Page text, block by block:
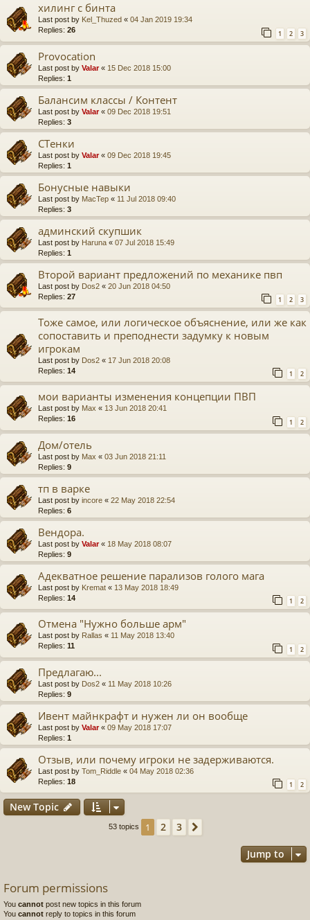
хилинг с бинта
Last post by Kel_Thuzed « 04 Jan 2019 19:34
Replies: 26 1 2 3
Provocation
Last post by Valar« 15 Dec 2018 15:00
Replies: 1
Балансим классы / Контент
Last post by Valar« 09 Dec 2018 19:51
Replies: 3
СТенки
Last post by Valar« 09 Dec 2018 19:45
Replies: 1
Бонусные навыки
Last post by MacTep « 11 Jul 2018 09:40
Replies: 3
админский скупшик
Last post by Haruna « 07 Jul 2018 15:49
Replies: 1
Второй вариант предложений по механике пвп
Last post by Dos2 « 20 Jun 2018 04:50
Replies: 27 1 2 3
Тоже самое, или логическое объяснение, или же как
сопоставить и преподнести задумку к новым
игрокам
Last post by Dos2 « 17 Jun 2018 20:08
Replies: 14 1 2
мои варианты изменения концепции ПВП
Last post by Max « 13 Jun 2018 20:41
Replies: 16 1 2
Дом/отель
Last post by Max « 03 Jun 2018 21:11
Replies: 9
тп в варке
Last post by incore « 22 May 2018 22:54
Replies: 6
Вендора.
Last post by Valar« 18 May 2018 08:07
Replies: 9
Адекватное решение парализов голого мага
Last post by Kremat « 13 May 2018 18:49
Replies: 14 1 2
Отмена "Нужно больше арм"
Last post by Rallas « 11 May 2018 13:40
Replies: 11 1 2
Предлагаю...
Last post by Dos2 « 11 May 2018 10:26
Replies: 9
Ивент майнкрафт и нужен ли он вообще
Last post by Valar« 09 May 2018 17:07
Replies: 1
Отзыв, или почему игроки не задерживаются.
Last post by Tom_Riddle « 04 May 2018 02:36
Replies: 18 1 2
New Topic
53 topics 1 2 3
Jump to
Forum permissions
You cannot post new topics in this forum
You cannot reply to topics in this forum